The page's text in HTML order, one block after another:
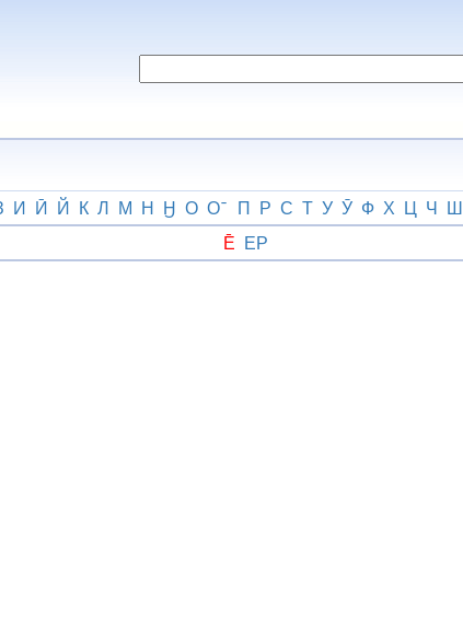
И Ӣ Й К Л М Н Ӈ О О П Р С Т У Ӯ Ф Х Ц Ч Ш
Е̄ ЕР